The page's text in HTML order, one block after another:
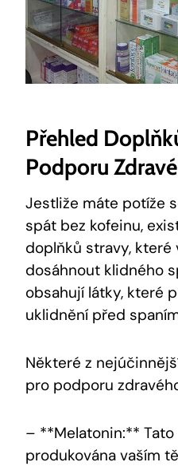
Přehled
Podporu
Jestliže máte potíže
spát bez kofeinu,
doplňků stravy,
dosáhnout klidného
obsahují látky, které
uklidnění před
Některé z
pro podporu
– **Melatonin:**
produkována vaším